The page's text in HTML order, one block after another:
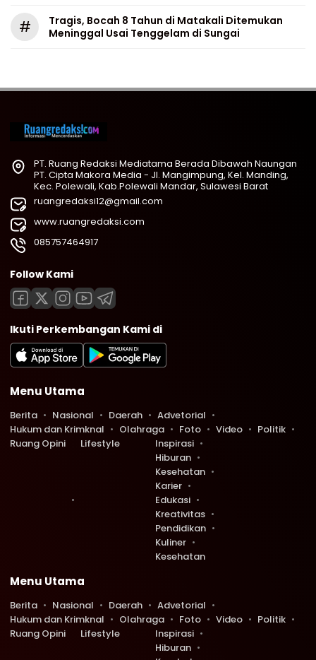
#
Tragis, Bocah 8 Tahun di Matakali Ditemukan
Meninggal Usai Tenggelam di Sungai
PT. Ruang Redaksi Mediatama Berada Dibawah Naungan
PT. Cipta Makora Media - Jl. Mangimpung, Kel. Manding,
Kec. Polewali, Kab.Polewali Mandar, Sulawesi Barat
ruangredaksi12@gmail.com
www.ruangredaksi.com
085757464917
Follow Kami
Ikuti Perkembangan Kami di
Menu Utama
Berita Nasional Daerah
Advetorial
Hukum dan Krimknal
Olahraga Foto Video
Politik
Ruang Opini
Lifestyle
Inspirasi
Hiburan
Kesehatan
Karier
Edukasi
Kreativitas
Pendidikan
Kuliner
Kesehatan
Menu Utama
Berita Nasional Daerah
Advetorial
Hukum dan Krimknal
Olahraga Foto Video
Politik
Ruang Opini
Lifestyle
Inspirasi
Hiburan